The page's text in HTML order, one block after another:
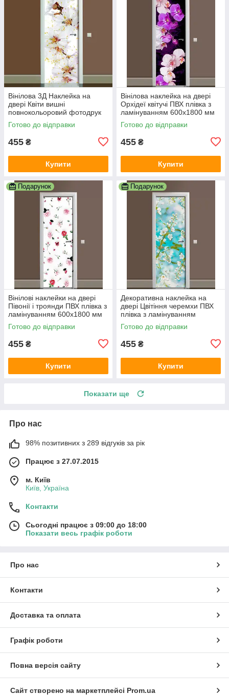
Вінілова 3Д Наклейка на
двері Квіти вишні
повнокольоровий фотодрук
плівка для дверей декор
600х1800 мм
Готово до відправки
455 ₴
Купити
Вінілова наклейка на двері
Орхідеї квітучі ПВХ плівка з
ламінуванням 600х1800 мм
квіти Фіолетовий
Готово до відправки
455 ₴
Купити
Подарунок
Вінілові наклейки на двері
Півонії і троянди ПВХ плівка з
ламінуванням 600х1800 мм
квіти Білий
Готово до відправки
455 ₴
Купити
Подарунок
Декоративна наклейка на
двері Цвітіння черемхи ПВХ
плівка з ламінуванням
600х1800 мм квіти Блакитний
Готово до відправки
455 ₴
Купити
Показати ще
Про нас
98% позитивних з 289 відгуків за рік
Працює з 27.07.2015
м. Київ
Київ, Україна
Контакти
Сьогодні працює з 09:00 до 18:00
Показати весь графік роботи
Про нас
Контакти
Доставка та оплата
Графік роботи
Повна версія сайту
Сайт створено на маркетплейсі Prom.ua